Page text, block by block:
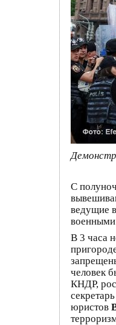
С
ведущие
В 3 часа
человек
КНДР,
юристов